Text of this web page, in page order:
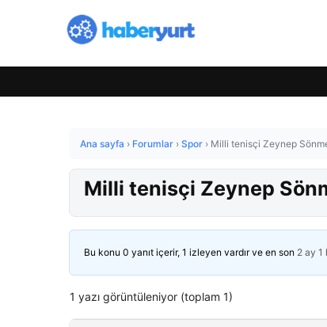
Ana sayfa › Forumlar › Spor › Milli tenisçi Zeynep
Milli tenisçi Zeynep
Bu konu 0 yanıt içerir, 1 izleyen vardır ve en son 2 ay 1
1 yazı görüntüleniyor (toplam 1)